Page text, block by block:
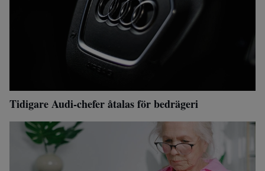
Tidigare Audi-chefer åtalas för bedrägeri